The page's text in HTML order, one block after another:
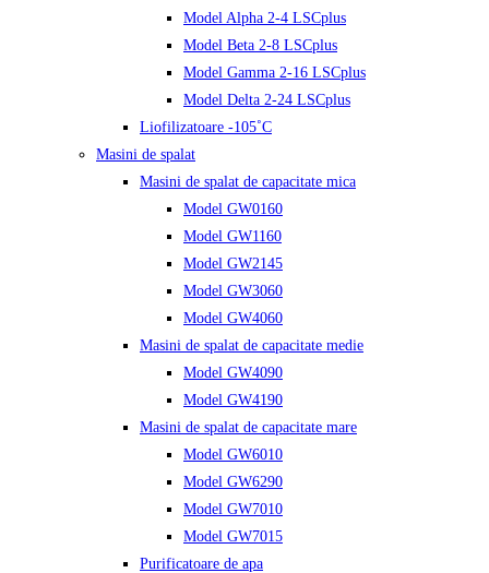
Model Alpha 2-4 LSCplus
Model Beta 2-8 LSCplus
Model Gamma 2-16 LSCplus
Model Delta 2-24 LSCplus
Liofilizatoare -105˚C
Masini de spalat
Masini de spalat de capacitate mica
Model GW0160
Model GW1160
Model GW2145
Model GW3060
Model GW4060
Masini de spalat de capacitate medie
Model GW4090
Model GW4190
Masini de spalat de capacitate mare
Model GW6010
Model GW6290
Model GW7010
Model GW7015
Purificatoare de apa